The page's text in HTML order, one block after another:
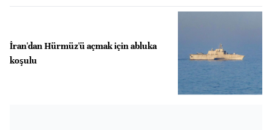
İran'dan Hürmüz'ü açmak için abluka
koşulu